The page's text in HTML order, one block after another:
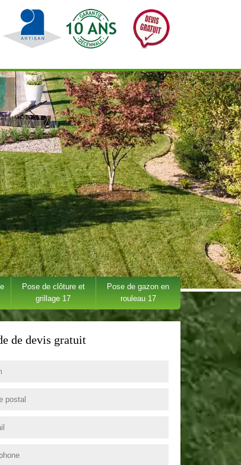
Pose de clôture et
grillage 17
Pose de gazon en
rouleau 17
de devis gratuit